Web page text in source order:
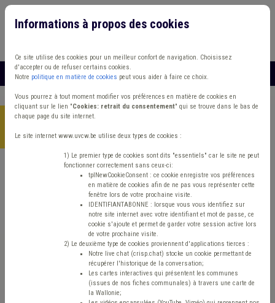
Accueil >Finances et fiscalité
focus sur le précompte immobilier
Finances et fiscalité
Fiscalité immobilière:
focus sur le précompte
immobilier
Mis en ligne le 20 Juin 2017 - Julien FLAGOTHIER, Mathieu
Informations à propos des cookies
Ce site utilise des cookies pour un meilleur confort de navigation. Choisissez
d'accepter ou de refuser certains cookies.
Notre politique en matière de cookies peut vous aider à faire ce choix.
Vous pourrez à tout moment modifier vos préférences en matière de cookies en
cliquant sur le lien "Cookies: retrait du consentement" qui se trouve dans le bas de
chaque page du site internet.
Le site internet www.uvcw.be utilise deux types de cookies :
1) Le premier type de cookies sont dits "essentiels" car le site ne peut
fonctionner correctement sans ceux-ci:
tplNewCookieConsent : ce cookie enregistre vos préférences
en matière de cookies afin de ne pas vous représenter cette
fenêtre lors de votre prochaine visite.
IDENTIFIANTABONNE : lorsque vous vous identifiez sur
notre site internet avec votre identifiant et mot de passe, ce
cookie s'ajoute et permet de garder votre session active lors
de votre prochaine visite.
2) Le deuxième type de cookies proviennent d'applications tierces :
Notre live chat (crisp.chat) stocke un cookie permettant de
récupérer l'historique de la conversation;
Les cartes interactives qui présentent les communes
(issues de nos fiches communales) à travers une carte de
la Wallonie;